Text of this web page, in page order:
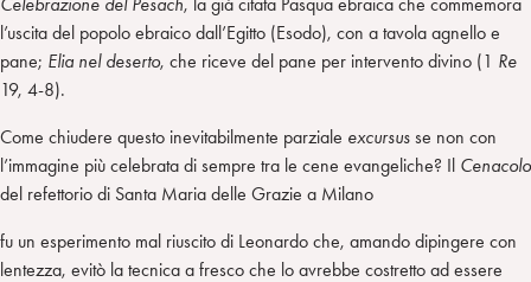
l’uscita del popolo ebraico dall’Egitto (Esodo), con a tavola agnello e
pane; Elia nel deserto, che riceve del pane per intervento divino (1 Re
19, 4-8).
Come chiudere questo inevitabilmente parziale excursus se non con
l’immagine più celebrata di sempre tra le cene evangeliche? Il Cenacolo
del refettorio di Santa Maria delle Grazie a Milano
fu un esperimento mal riuscito di Leonardo che, amando dipingere con
lentezza, evitò la tecnica a fresco che lo avrebbe costretto ad essere